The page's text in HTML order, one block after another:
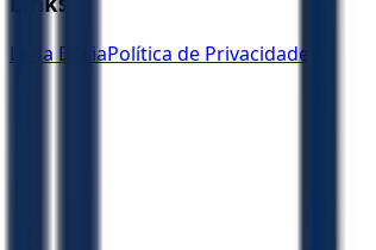
Ler a BíbliaPolítica de Privacidade